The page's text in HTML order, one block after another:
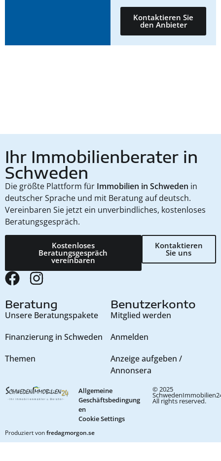
Kontaktieren Sie
den Anbieter
Ihr Immobilienberater in
Schweden
Die größte Plattform für Immobilien in Schweden in
deutscher Sprache und mit Beratung auf deutsch.
Vereinbaren Sie jetzt ein unverbindliches, kostenloses
Beratungsgespräch.
Kostenloses
Beratungsgespräch
vereinbaren
Kontaktieren
Sie uns
Beratung
Unsere Beratungspakete
Finanzierung in Schweden
Themen
Benutzerkonto
Mitglied werden
Anmelden
Anzeige aufgeben /
Annonsera
© 2025
All rights reserved.
Allgemeine
Geschäftsbedingung
en
Cookie Settings
Produziert vonfredagmorgon.se